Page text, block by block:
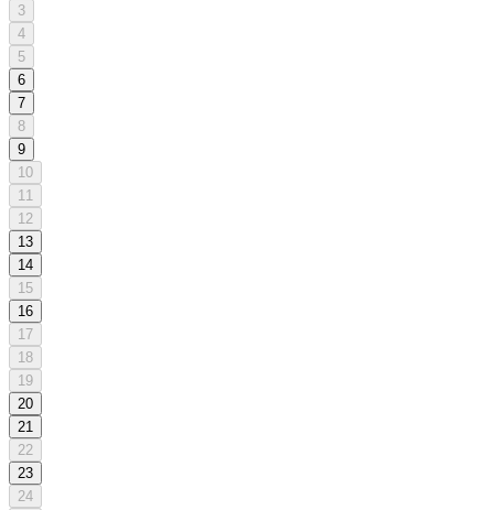
3
4
5
6
7
8
9
10
11
12
13
14
15
16
17
18
19
20
21
22
23
24